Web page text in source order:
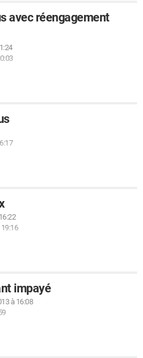
avec réengagement
impayé
à 16:08